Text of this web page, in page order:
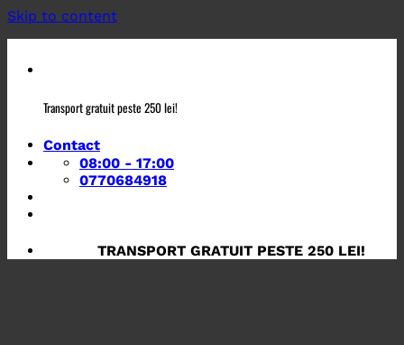
Skip to content
Transport gratuit peste 250 lei!
Contact
08:00 - 17:00
0770684918
TRANSPORT GRATUIT PESTE 250 LEI!